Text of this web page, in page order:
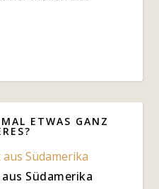
ETWAS GANZ
Südamerika